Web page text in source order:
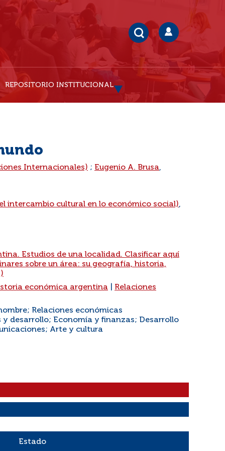
REPOSITORIO INSTITUCIONAL
Internacionales) ; Eugenio A. Brusa,
intercambio cultural en lo económico social),
Estudios de una localidad. Clasificar aquí
sobre un área: su geografía, historia,
económica argentina
Relaciones
Relaciones económicas
desarrollo; Economía y finanzas; Desarrollo
Arte y cultura
Estado